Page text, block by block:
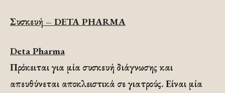
Συσκευή – DETA PHARMA
Deta Pharma
Πρόκειται για μία συσκευή διάγνωσης και
απευθύνεται αποκλειστικά σε γιατρούς. Είναι μία